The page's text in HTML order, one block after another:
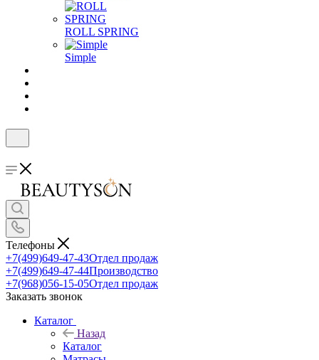
ROLL SPRING
Simple
Телефоны
+7(499)649-47-43Отдел продаж
+7(499)649-47-44Производство
+7(968)056-15-05Отдел продаж
Заказать звонок
Каталог
Назад
Каталог